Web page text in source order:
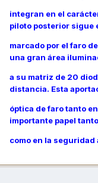
integran en el
piloto posterior sigue
marcado por el faro
una gran área
a su matriz de 20
distancia. Esta
óptica de faro tanto
importante papel
como en la seguridad